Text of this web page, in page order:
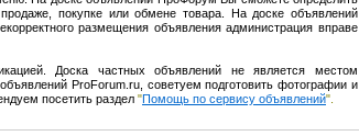
покупке или обмене товара. На доске объявлений
размещения объявления администрация вправе
Доска частных объявлений не является местом
ProForum.ru, советуем подготовить фотографии и
посетить раздел "Помощь по сервису объявлений".